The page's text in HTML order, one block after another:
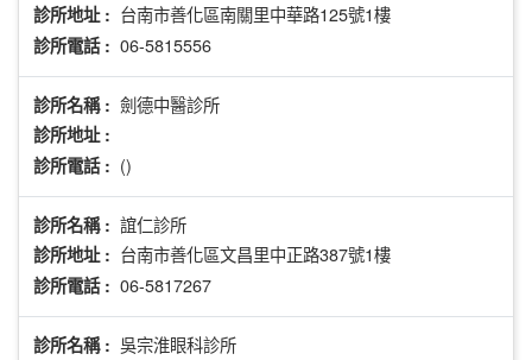
診所地址 : 台南市善化區南關里中華路125號1樓
診所電話 : 06-5815556
診所名稱 : 劍德中醫診所
診所地址 :
診所電話 : ()
診所名稱 : 誼仁診所
診所地址 : 台南市善化區文昌里中正路387號1樓
診所電話 : 06-5817267
診所名稱 : 吳宗淮眼科診所